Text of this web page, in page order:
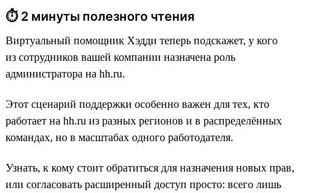
⏱ 2 минуты полезного чтения
Виртуальный помощник Хэдди теперь подскажет, у кого
из сотрудников вашей компании назначена роль
администратора на hh.ru.
Этот сценарий поддержки особенно важен для тех, кто
работает на hh.ru из разных регионов и в распределённых
командах, но в масштабах одного работодателя.
Узнать, к кому стоит обратиться для назначения новых прав,
или согласовать расширенный доступ просто: всего лишь